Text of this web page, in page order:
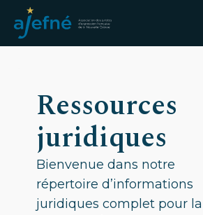
Ressources
juridiques
Bienvenue dans notre
répertoire d’informations
juridiques complet pour la